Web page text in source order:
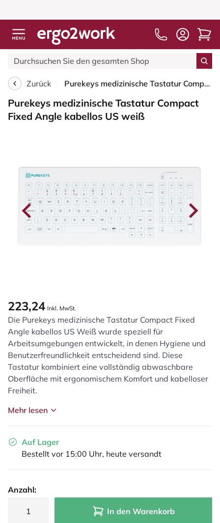
Zurück Purekeys medizinische Tastatur Compact Fixed Angle kabellos US weiß
Purekeys medizinische Tastatur Compact
Fixed Angle kabellos US weiß
223,24 Inkl. MwSt.
Die Purekeys medizinische Tastatur Compact Fixed
Angle kabellos US Weiß wurde speziell für
Arbeitsumgebungen entwickelt, in denen Hygiene und
Benutzerfreundlichkeit entscheidend sind. Diese
Tastatur kombiniert eine vollständig abwaschbare
Oberfläche mit ergonomischem Komfort und kabelloser
Freiheit.
Mehr lesen
Auf Lager
Bestellt vor 15:00 Uhr, heute versandt
Anzahl:
In den Warenkorb